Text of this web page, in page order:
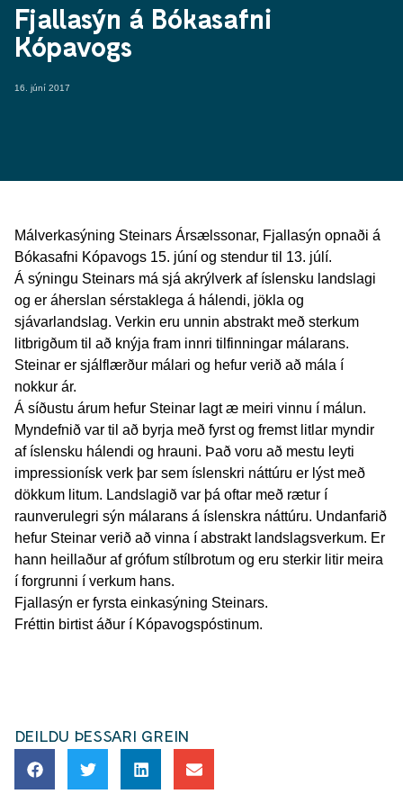
Fjallasýn á Bókasafni
Kópavogs
16. júní 2017
Málverkasýning Steinars Ársælssonar, Fjallasýn opnaði á
Bókasafni Kópavogs 15. júní og stendur til 13. júlí.
Á sýningu Steinars má sjá akrýlverk af íslensku landslagi
og er áherslan sérstaklega á hálendi, jökla og
sjávarlandslag. Verkin eru unnin abstrakt með sterkum
litbrigðum til að knýja fram innri tilfinningar málarans.
Steinar er sjálflærður málari og hefur verið að mála í
nokkur ár.
Á síðustu árum hefur Steinar lagt æ meiri vinnu í málun.
Myndefnið var til að byrja með fyrst og fremst litlar myndir
af íslensku hálendi og hrauni. Það voru að mestu leyti
impressionísk verk þar sem íslenskri náttúru er lýst með
dökkum litum. Landslagið var þá oftar með rætur í
raunverulegri sýn málarans á íslenskra náttúru. Undanfarið
hefur Steinar verið að vinna í abstrakt landslagsverkum. Er
hann heillaður af grófum stílbrotum og eru sterkir litir meira
í forgrunni í verkum hans.
Fjallasýn er fyrsta einkasýning Steinars.
Fréttin birtist áður í Kópavogspóstinum.
DEILDU ÞESSARI GREIN